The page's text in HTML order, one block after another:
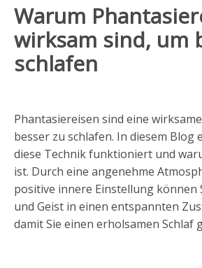
Warum
wirksam sind, um
schlafen
Phantasiereisen sind eine
besser zu schlafen. In diesem Blog
diese Technik funktioniert und
ist. Durch eine angenehme
positive innere Einstellung können
und Geist in einen entspannten
damit Sie einen erholsamen Schlaf